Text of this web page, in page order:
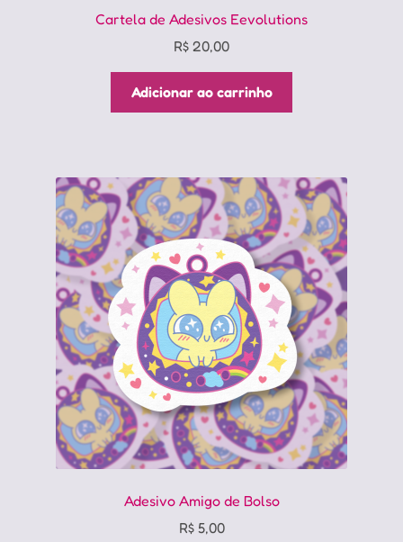
Cartela de Adesivos Eevolutions
R$ 20,00
Adicionar ao carrinho
Adesivo Amigo de Bolso
R$5,00